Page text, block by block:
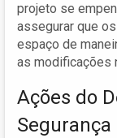
projeto se
assegurar que
espaço de
as modificações
Ações do
Segurança